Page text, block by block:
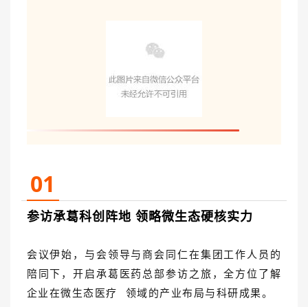
01
参访承葛科创阵地 领略微生态硬核实力
会议伊始，与会领导与商会同仁在集团工作人员的
陪同下，开启承葛医药总部参访之旅，全方位了解
企业在微生态医疗 领域的产业布局与科研成果。